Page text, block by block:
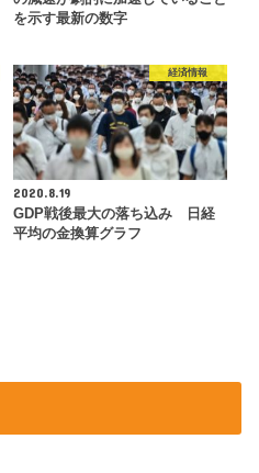
を示す最新の数字
経済情報
2020.8.19
GDP戦後最大の落ち込み 日経
平均の金換算グラフ